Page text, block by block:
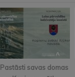
Pastāsti savas domas